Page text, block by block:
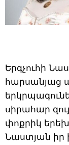
Երգչուհի
հարսանյաց
սիրահար
փոքրիկ
Նաստյան իր